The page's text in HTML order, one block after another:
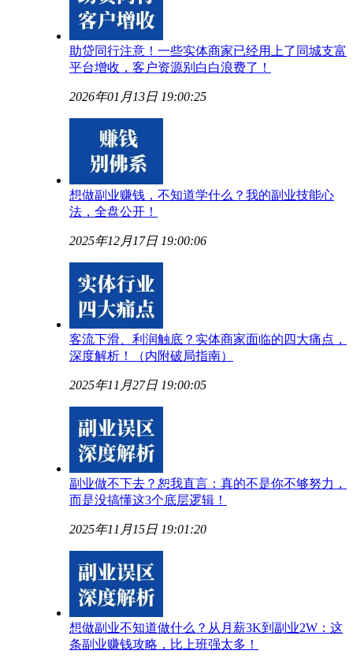
助贷同行注意！一些实体商家已经用上了同城支富
平台增收，客户资源别白白浪费了！
2026年01月13日 19:00:25
想做副业赚钱，不知道学什么？我的副业技能心
法，全盘公开！
2025年12月17日 19:00:06
客流下滑、利润触底？实体商家面临的四大痛点，
深度解析！（内附破局指南）
2025年11月27日 19:00:05
副业做不下去？恕我直言：真的不是你不够努力，
而是没搞懂这3个底层逻辑！
2025年11月15日 19:01:20
想做副业不知道做什么？从月薪3K到副业2W：这
条副业赚钱攻略，比上班强太多！